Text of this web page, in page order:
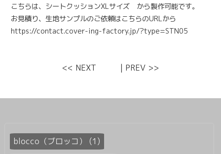
こちらは、シートクッションXLサイズ から製作可能です。
お見積り、生地サンプルのご依頼はこちらのURLから
https://contact.cover-ing-factory.jp/?type=STN05
<< NEXT | PREV >>
blocco（ブロッコ） (1)